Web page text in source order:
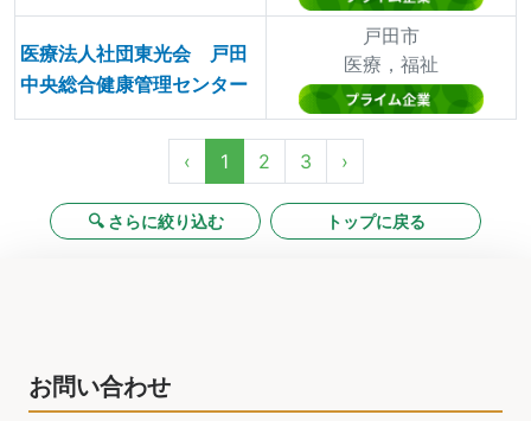
医療法人社団東光会 戸田
中央総合健康管理センター
戸田市
医療，福祉
‹ 1 2 3 ›
🔍 さらに絞り込む トップに戻る
お問い合わせ